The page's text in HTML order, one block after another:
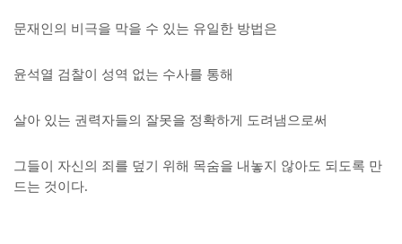
문재인의 비극을 막을 수 있는 유일한 방법은
윤석열 검찰이 성역 없는 수사를 통해
살아 있는 권력자들의 잘못을 정확하게 도려냄으로써
그들이 자신의 죄를 덮기 위해 목숨을 내놓지 않아도 되도록 만
드는 것이다.